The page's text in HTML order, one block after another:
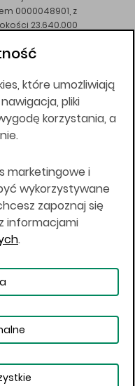
0000048901, z
23.640.000
KNF z dnia
stronie w tym
nie są
w której
prawem lub w
produktów
lub w której nie
obowiązujące
jest możliwe
które umożliwiają
pliki
korzystania, a
marketingowe i
wykorzystywane
zapoznaj się
informacjami
.